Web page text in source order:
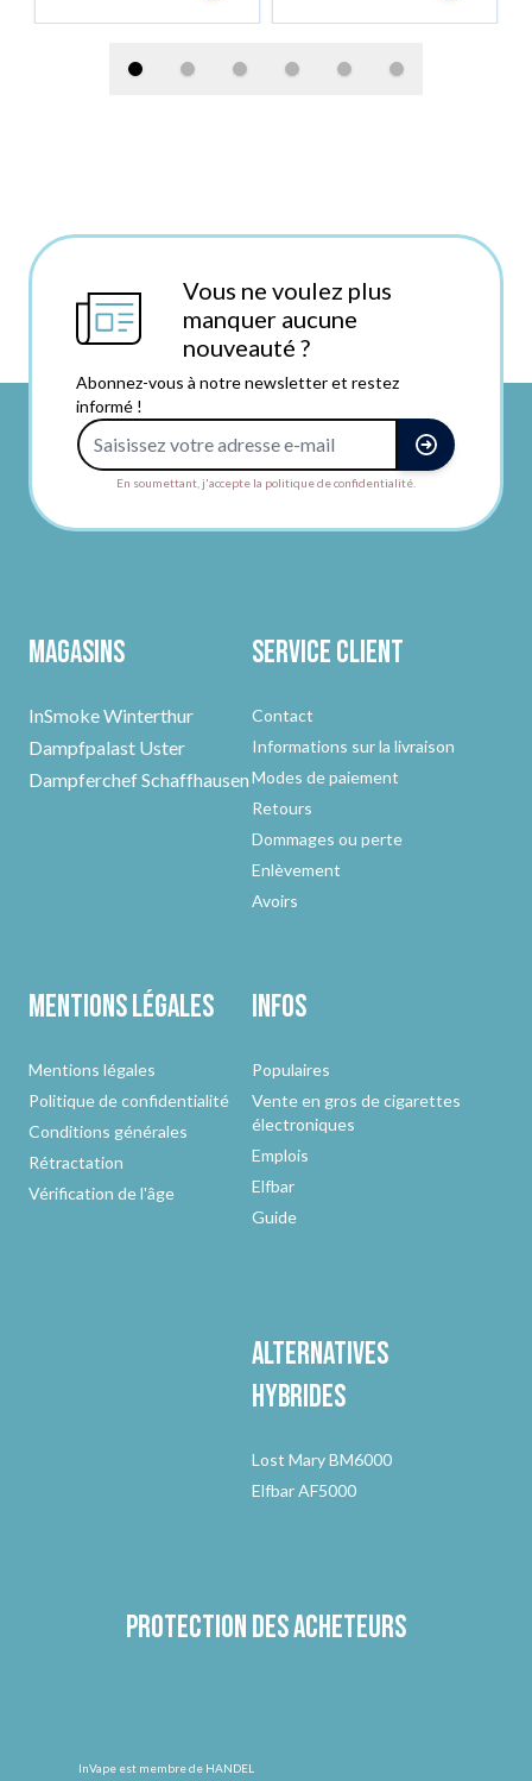
Vous ne voulez plus
manquer aucune
nouveauté ?
Abonnez-vous à notre newsletter et restez
informé !
En soumettant, j'accepte la politique de confidentialité.
Magasins
InSmoke Winterthur
Dampfpalast Uster
Dampferchef Schaffhausen
Service client
Contact
Informations sur la livraison
Modes de paiement
Retours
Dommages ou perte
Enlèvement
Avoirs
Mentions légales
Mentions légales
Politique de confidentialité
Conditions générales
Rétractation
Vérification de l'âge
Infos
Populaires
Vente en gros de cigarettes
électroniques
Emplois
Elfbar
Guide
Alternatives
hybrides
Lost Mary BM6000
Elfbar AF5000
Protection des acheteurs
InVape est membre de HANDEL